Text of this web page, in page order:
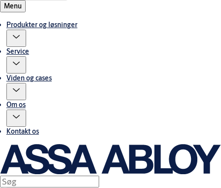
Menu
Produkter og løsninger
Service
Viden og cases
Om os
Kontakt os